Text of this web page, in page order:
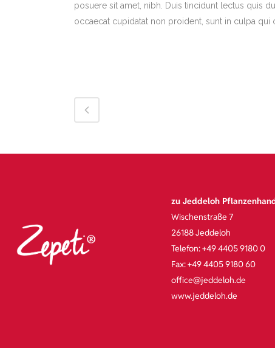
posuere sit amet, nibh. Duis tincidunt lectus quis
occaecat cupidatat non proident, sunt in culpa
zu Jeddeloh
Wischenstraße 7
26188 Jeddeloh
Telefon: +49 4405 9180 0
Fax: +49 4405 9180 60
office@jeddeloh.de
www.jeddeloh.de